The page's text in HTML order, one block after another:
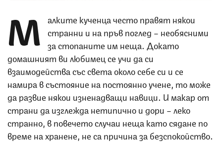
М
алките кученца често правят някои
странни и на пръв поглед – необясними
за стопаните им неща. Докато
домашният ви любимец се учи да си
взаимодейства със света около себе си и се
намира в състояние на постоянно учене, то може
да развие някои изненадващи навици. И макар от
страни да изглежда нетипично и дори – леко
странно, в повечето случаи неща като сядане по
време на хранене, не са причина за безспокойство.